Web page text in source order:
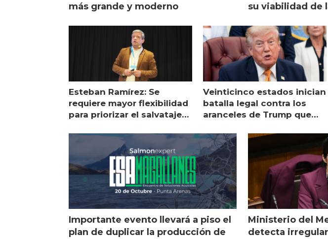
más grande y moderno
su viabilidad de
Esteban Ramírez: Se
requiere mayor flexibilidad
para priorizar el salvataje
Veinticinco estados inician
batalla legal contra los
aranceles de Trump que
Importante evento llevará a piso el
plan de duplicar la producción de
Ministerio del
detecta